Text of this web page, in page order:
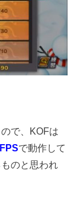
で、KOFは
で動作して
のと思われ